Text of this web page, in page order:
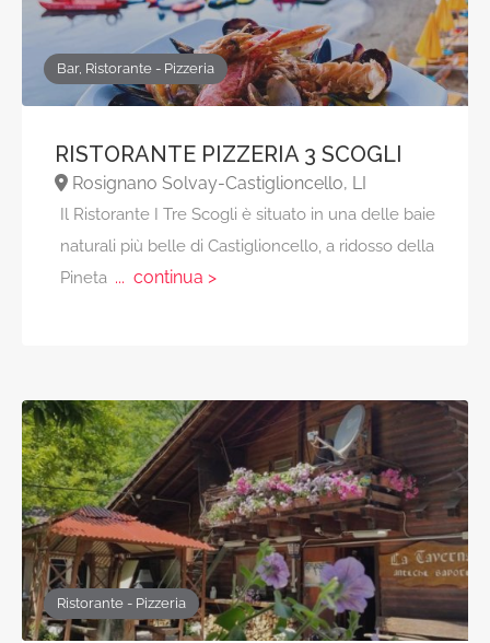
Bar, Ristorante - Pizzeria
RISTORANTE PIZZERIA 3 SCOGLI
Rosignano Solvay-Castiglioncello, LI
Il Ristorante I Tre Scogli è situato in una delle baie
naturali più belle di Castiglioncello, a ridosso della
Pineta... continua >
Ristorante - Pizzeria